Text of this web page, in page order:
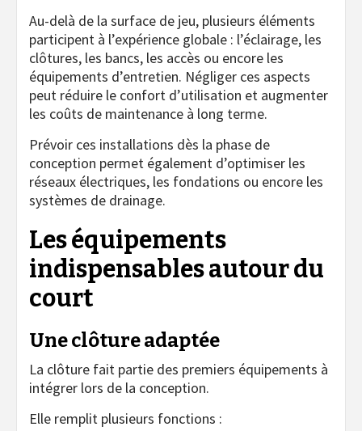
Au-delà de la surface de jeu, plusieurs éléments
participent à l’expérience globale : l’éclairage, les
clôtures, les bancs, les accès ou encore les
équipements d’entretien. Négliger ces aspects
peut réduire le confort d’utilisation et augmenter
les coûts de maintenance à long terme.
Prévoir ces installations dès la phase de
conception permet également d’optimiser les
réseaux électriques, les fondations ou encore les
systèmes de drainage.
Les équipements
indispensables autour du
court
Une clôture adaptée
La clôture fait partie des premiers équipements à
intégrer lors de la conception.
Elle remplit plusieurs fonctions :